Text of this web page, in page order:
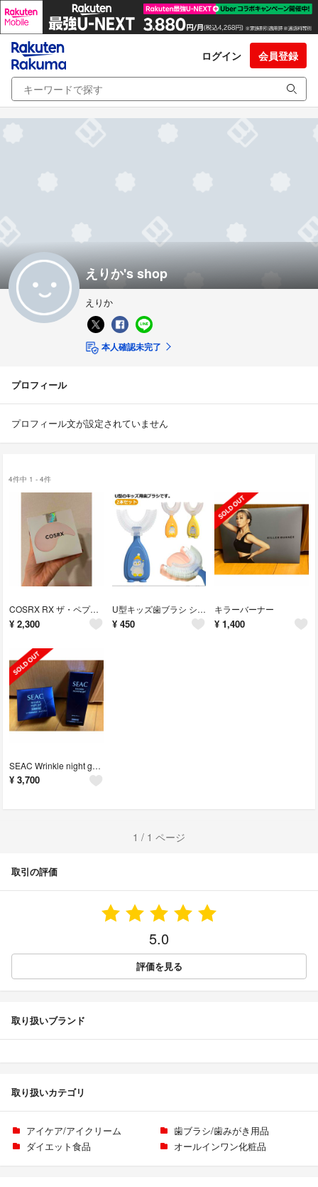
ログイン 会員登録
えりか's shop
えりか
本人確認未完了
プロフィール
プロフィール文が設定されていません
4件中 1 - 4件
COSRX RX ザ・ペプチド コラーゲン ハイドロゲル アイパッチ 60枚
¥ 2,300
U型キッズ歯ブラシ シリコン 1本 ペンギン
¥ 450
キラーバーナー
¥ 1,400
SEAC Wrinkle night gel & morning gel セット
¥ 3,700
1 / 1 ページ
取引の評価
5.0
評価を見る
取り扱いブランド
取り扱いカテゴリ
アイケア/アイクリーム
歯ブラシ/歯みがき用品
ダイエット食品
オールインワン化粧品